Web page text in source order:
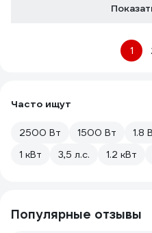
1
Часто ищут
2500 Вт 1500 Вт 1.8
1 кВт
3,5 л.с. 1.2 кВт
Популярные отзывы